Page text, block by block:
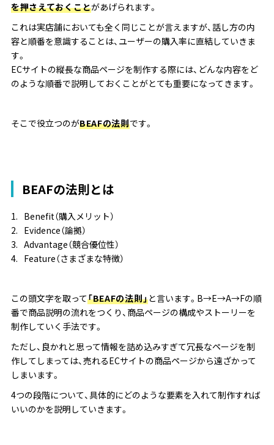
を押さえておくことがあげられます。
これは実店舗においても全く同じことが言えますが、話し方の内
容と順番を意識することは、ユーザーの購入率に直結していきま
す。
ECサイトの縦長な商品ページを制作する際には、どんな内容をど
のような順番で説明しておくことがとても重要になってきます。
そこで役立つのがBEAFの法則です。
BEAFの法則とは
Benefit（購入メリット）
Evidence（論拠）
Advantage（競合優位性）
Feature（さまざまな特徴）
この頭文字を取って「BEAFの法則」と言います。 B→E→A→Fの順
番で商品説明の流れをつくり、商品ページの構成やストーリーを
制作していく手法です。
ただし、良かれと思って情報を詰め込みすぎて冗長なページを制
作してしまっては、売れるECサイトの商品ページから遠ざかって
しまいます。
4つの段階について、具体的にどのような要素を入れて制作すれば
いいのかを説明していきます。